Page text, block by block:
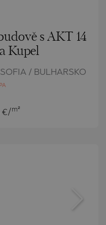
s AKT 14
Kupel
/ BULHARSKO
€/ m²